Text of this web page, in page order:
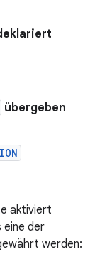
übergeben
aktiviert
eine der
werden: